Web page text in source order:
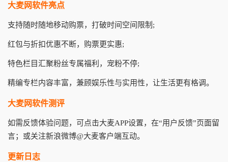
大麦网软件亮点
支持随时随地移动购票，打破时间空间限制;
红包与折扣优惠不断，购票更实惠;
特色栏目汇聚粉丝专属福利，宠粉不停;
精编专栏内容丰富，兼顾娱乐性与实用性，让生活更有格调。
大麦网软件测评
如需反馈体验问题，可点击大麦APP设置，在“用户反馈”页面留
言；或关注新浪微博@大麦客户端互动。
更新日志